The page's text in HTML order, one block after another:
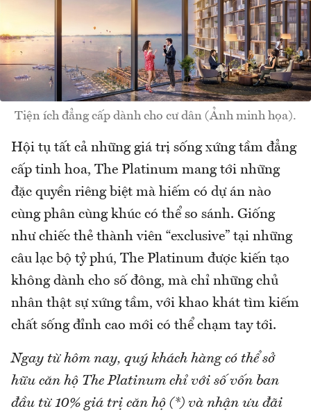
Tiện ích đẳng cấp dành cho cư dân (Ảnh minh họa).
Hội tụ tất cả những giá trị sống xứng tầm đẳng
cấp tinh hoa, The Platinum mang tới những
đặc quyền riêng biệt mà hiếm có dự án nào
cùng phân cùng khúc có thể so sánh. Giống
như chiếc thẻ thành viên “exclusive” tại những
câu lạc bộ tỷ phú, The Platinum được kiến tạo
không dành cho số đông, mà chỉ những chủ
nhân thật sự xứng tầm, với khao khát tìm kiếm
chất sống đỉnh cao mới có thể chạm tay tới.
Ngay từ hôm nay, quý khách hàng có thể sở
hữu căn hộ The Platinum chỉ với số vốn ban
đầu từ 10% giá trị căn hộ (*) và nhận ưu đãi